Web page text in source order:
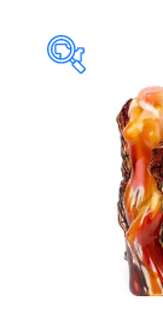
Art de